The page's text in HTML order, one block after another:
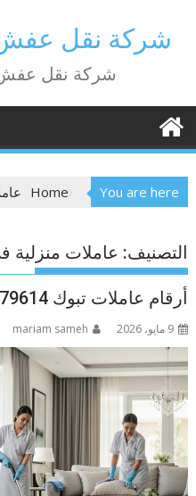
contentشركة نقل عفش
شركة نقل عفش
You are here
Home
التصنيف: عاملات منزلية
أرقام عاملات تبوك 0560279614
9 مايو، 2026 mariam sameh